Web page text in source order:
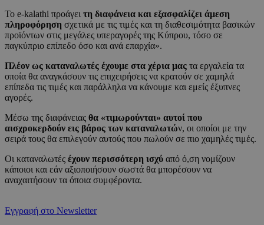
Το e-kalathi προάγει τη διαφάνεια και εξασφαλίζει άμεση
πληροφόρηση σχετικά με τις τιμές και τη διαθεσιμότητα βασικών
προϊόντων στις μεγάλες υπεραγορές της Κύπρου, τόσο σε
παγκύπριο επίπεδο όσο και ανά επαρχία».
Πλέον ως καταναλωτές έχουμε στα χέρια μας τα εργαλεία τα
οποία θα αναγκάσουν τις επιχειρήσεις να κρατούν σε χαμηλά
επίπεδα τις τιμές και παράλληλα να κάνουμε και εμείς έξυπνες
αγορές.
Μέσω της διαφάνειας θα «τιμωρούνται» αυτοί που
αισχροκερδούν εις βάρος των καταναλωτών, οι οποίοι με την
σειρά τους θα επιλεγούν αυτούς που πωλούν σε πιο χαμηλές τιμές.
Οι καταναλωτές έχουν περισσότερη ισχύ από ό,ση νομίζουν
κάποιοι και εάν αξιοποιήσουν σωστά θα μπορέσουν να
αναχαιτήσουν τα όποια συμφέροντα.
Εγγραφή στο Newsletter